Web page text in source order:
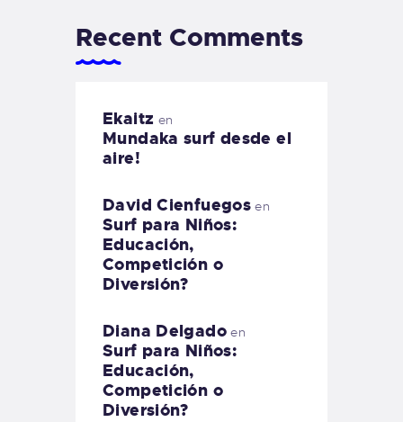
Recent Comments
Ekaitz en
Mundaka surf desde el
aire!
David Cienfuegos en
Surf para Niños:
Educación,
Competición o
Diversión?
Diana Delgadoen
Surf para Niños:
Educación,
Competición o
Diversión?